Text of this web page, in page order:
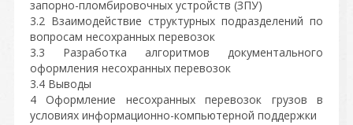
запорно-пломбировочных устройств (ЗПУ)
3.2 Взаимодействие структурных подразделений по
вопросам несохранных перевозок
3.3 Разработка алгоритмов документального
оформления несохранных перевозок
3.4 Выводы
4 Оформление несохранных перевозок грузов в
условиях информационно-компьютерной поддержки